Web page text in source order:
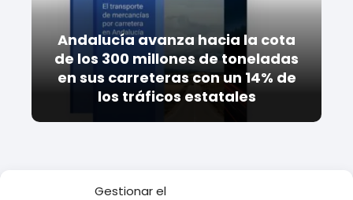
Gestionar el
Andalucía avanza hacia la cota
de los 300 millones de toneladas
en sus carreteras con un 14% de
los tráficos estatales